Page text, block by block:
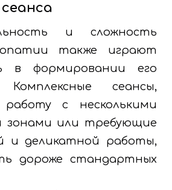
и сложность
также играют
в формировании его
сеансы,
с несколькими
зонами или требующие
и деликатной работы,
дороже стандартных